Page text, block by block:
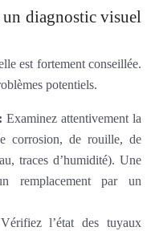
diagnostic visuel
est fortement conseillée.
potentiels.
Examinez attentivement la
corrosion, de rouille, de
traces d’humidité). Une
remplacement par un
Vérifiez l’état des tuyaux